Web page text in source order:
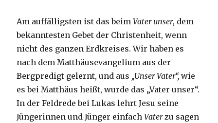
Am auffälligsten ist das beimVater unser, dem
bekanntesten Gebet der Christenheit, wenn
nicht des ganzen Erdkreises. Wir haben es
nach dem Matthäusevangelium aus der
Bergpredigt gelernt, und aus „Unser Vater“, wie
es bei Matthäus heißt, wurde das „Vater unser“.
In der Feldrede bei Lukas lehrt Jesu seine
Jüngerinnen und Jünger einfachVaterzu sagen